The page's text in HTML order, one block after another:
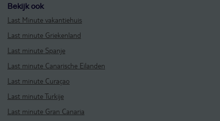
Bekijk ook
Last Minute vakantiehuis
Last minute Griekenland
Last minute Spanje
Last minute Canarische Eilanden
Last minute Curaçao
Last minute Turkije
Last minute Gran Canaria